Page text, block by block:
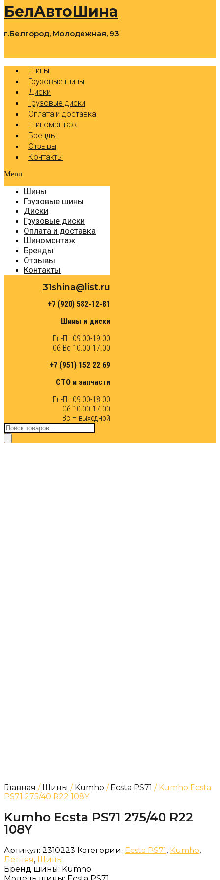
БелАвтоШина
г.Белгород, Молодежная, 93
Шины
Грузовые шины
Диски
Грузовые диски
Оплата и доставка
Шиномонтаж
Бренды
Отзывы
Контакты
Menu
Шины
Грузовые шины
Диски
Грузовые диски
Оплата и доставка
Шиномонтаж
Бренды
Отзывы
Контакты
31shina@list.ru
+7 (920) 582-12-81
Шины и диски
Пн-Пт 09.00-19.00
Сб-Вс 10.00-17.00
+7 (951) 152 22 69
СТО и запчасти
Пн-Пт 09.00-18.00
Сб 10.00-17.00
Вс – выходной
Поиск
товаров
Главная / Шины / Kumho / Ecsta PS71 / Kumho Ecsta
PS71 275/40 R22 108Y
Kumho Ecsta PS71 275/40 R22
108Y
Артикул: 2310223 Категории: Ecsta PS71, Kumho,
Летняя, Шины
Бренд шины: Kumho